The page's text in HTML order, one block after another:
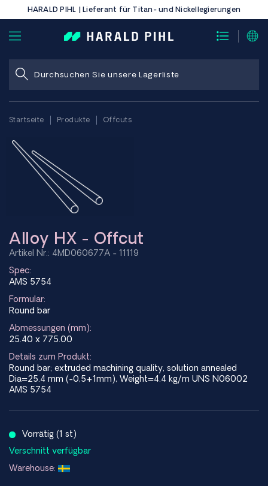
HARALD PIHL | Lieferant für Titan- und Nickellegierungen
Startseite Produkte Offcuts
Alloy HX - Offcut
Artikel Nr.: 4MD060677A - 11119
Spec:
AMS 5754
Formular:
Round bar
Abmessungen (mm):
25.40 x 775.00
Details zum Produkt:
Round bar; extruded machining quality, solution annealed
Dia=25.4 mm (-0,5+1mm), Weight=4.4 kg/m UNS N06002
AMS 5754
Vorrätig (1 st)
Verschnitt verfügbar
Warehouse: